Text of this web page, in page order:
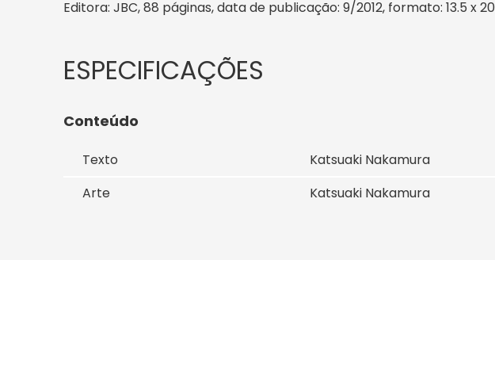
Editora: JBC, 88 páginas, data de publicação: 9/2012, formato: 13.5
Conteúdo
Texto
Katsuaki Nakamura
Arte
Katsuaki Nakamura